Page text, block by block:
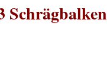
Schrägbalken